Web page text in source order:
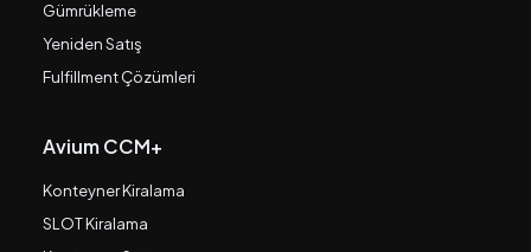
Gümrükleme
Yeniden Satış
Fulfillment Çözümleri
Avium CCM+
Konteyner Kiralama
SLOT Kiralama